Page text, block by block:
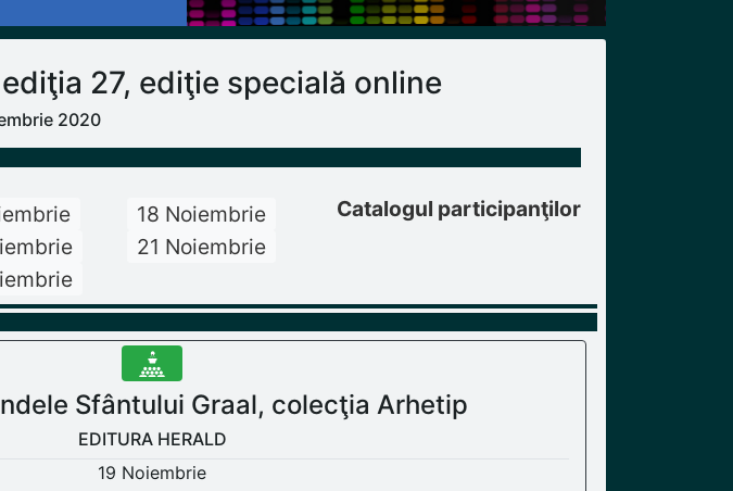
27, ediţie specială online
2020
18 Noiembrie
21 Noiembrie
Catalogul participanţilor
Sfântului Graal, colecţia Arhetip
EDITURA HERALD
19 Noiembrie